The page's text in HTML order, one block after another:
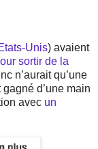
Unis) avaient
sortir de la
n’aurait qu’une
d’une main
avec un